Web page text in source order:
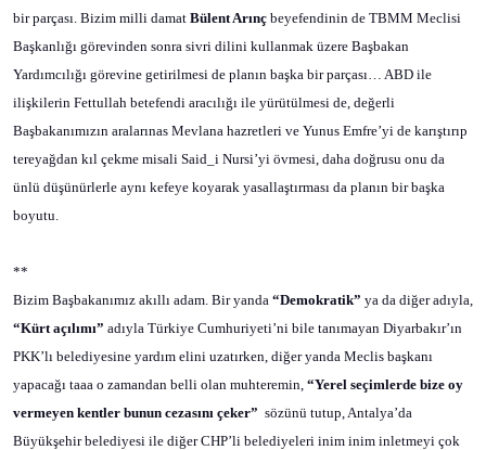
bir parçası. Bizim milli damat Bülent Arınç beyefendinin de TBMM Meclisi
Başkanlığı görevinden sonra sivri dilini kullanmak üzere Başbakan
Yardımcılığı görevine getirilmesi de planın başka bir parçası… ABD ile
ilişkilerin Fettullah betefendi aracılığı ile yürütülmesi de, değerli
Başbakanımızın aralarınas Mevlana hazretleri ve Yunus Emfre’yi de karıştırıp
tereyağdan kıl çekme misali Said_i Nursi’yi övmesi, daha doğrusu onu da
ünlü düşünürlerle aynı kefeye koyarak yasallaştırması da planın bir başka
boyutu.
**
Bizim Başbakanımız akıllı adam. Bir yanda “Demokratik” ya da diğer adıyla,
“Kürt açılımı” adıyla Türkiye Cumhuriyeti’ni bile tanımayan Diyarbakır’ın
PKK’lı belediyesine yardım elini uzatırken, diğer yanda Meclis başkanı
yapacağı taaa o zamandan belli olan muhteremin, “Yerel seçimlerde bize oy
vermeyen kentler bunun cezasını çeker” sözünü tutup, Antalya’da
Büyükşehir belediyesi ile diğer CHP’li belediyeleri inim inim inletmeyi çok